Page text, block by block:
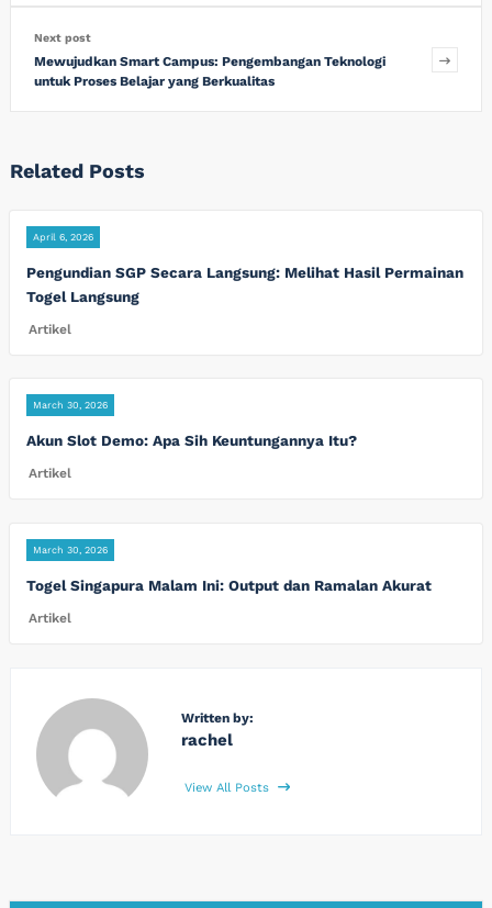
Next post
Mewujudkan Smart Campus: Pengembangan Teknologi
untuk Proses Belajar yang Berkualitas
Related Posts
April 6, 2026
Pengundian SGP Secara Langsung: Melihat Hasil Permainan
Togel Langsung
Artikel
March 30, 2026
Akun Slot Demo: Apa Sih Keuntungannya Itu?
Artikel
March 30, 2026
Togel Singapura Malam Ini: Output dan Ramalan Akurat
Artikel
Written by:
rachel
View All Posts